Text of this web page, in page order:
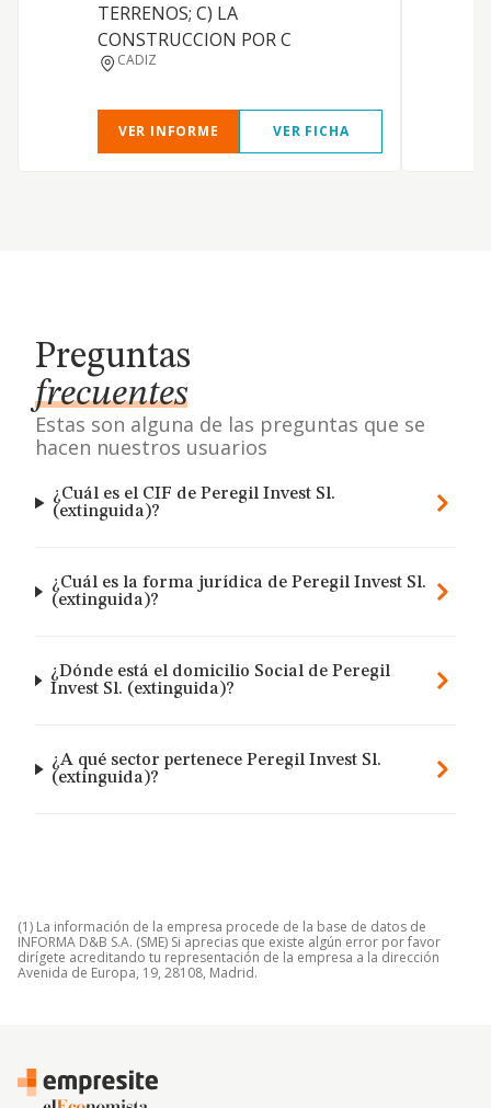
TERRENOS; C) LA
CONSTRUCCION POR C
CADIZ
VER INFORME VER FICHA
Preguntas
frecuentes
Estas son alguna de las preguntas que se
hacen nuestros usuarios
¿Cuál es el CIF de Peregil Invest Sl.
(extinguida)?
¿Cuál es la forma jurídica de Peregil Invest Sl.
(extinguida)?
¿Dónde está el domicilio Social de Peregil
Invest Sl. (extinguida)?
¿A qué sector pertenece Peregil Invest Sl.
(extinguida)?
(1) La información de la empresa procede de la base de datos de
INFORMA D&B S.A. (SME) Si aprecias que existe algún error por favor
dirígete acreditando tu representación de la empresa a la dirección
Avenida de Europa, 19, 28108, Madrid.